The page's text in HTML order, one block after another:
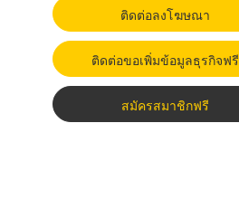
ติดต่อลงโฆษณา
ติดต่อขอเพิ่มข้อมูลธุรกิจฟรี
สมัครสมาชิกฟรี